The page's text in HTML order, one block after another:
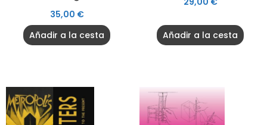
35,00 €
Añadir a la cesta
Añadir a la cesta